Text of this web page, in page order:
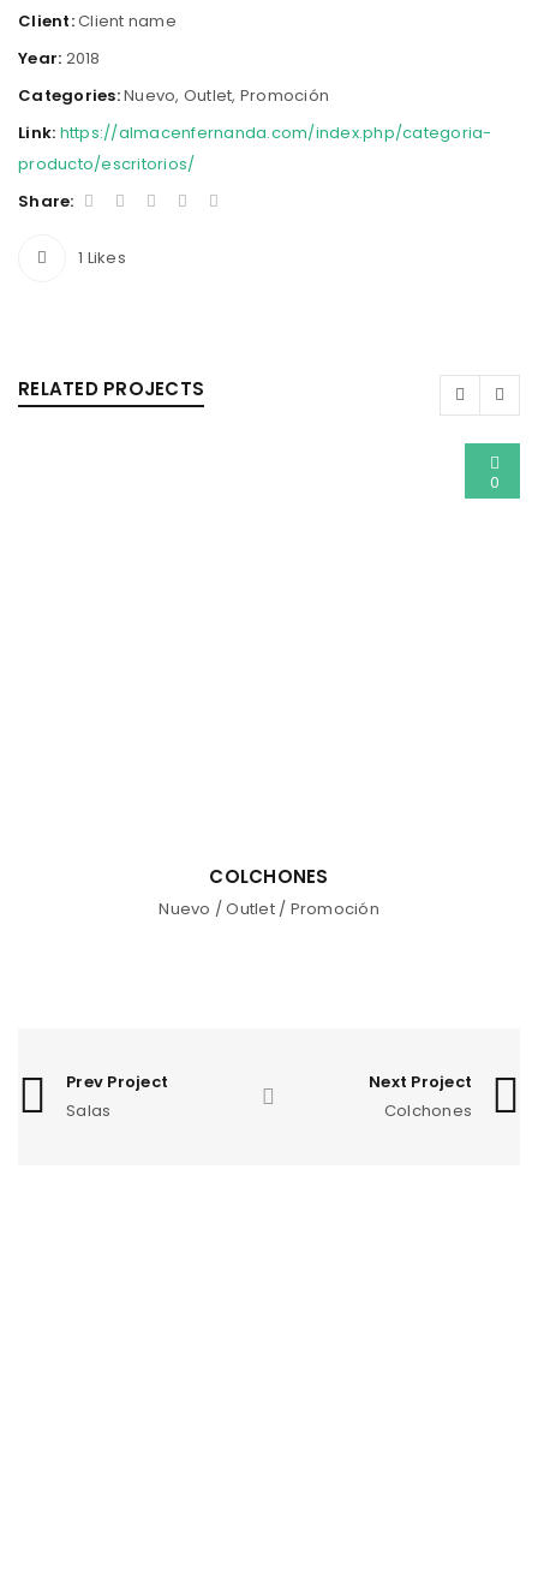
Client:Client name
Year: 2018
Categories:Nuevo, Outlet, Promoción
Link: https://almacenfernanda.com/index.php/categoria-
producto/escritorios/
Share:
1 Likes
RELATED PROJECTS
0
COLCHONES
Nuevo /Outlet/ Promoción
Prev Project
Salas
Next Project
Colchones